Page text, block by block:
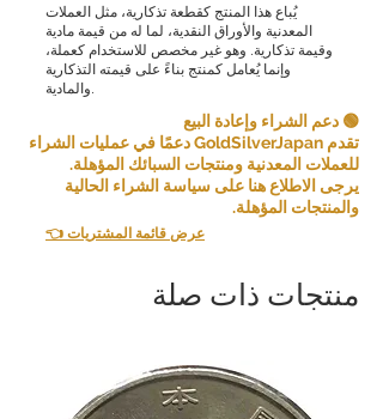
يُباع هذا المنتج كقطعة تذكارية، مثل العملات
المعدنية والأوراق النقدية، لما له من قيمة مادية
وقيمة تذكارية. وهو غير مخصص للاستخدام كعملة،
وإنما يُعامل كمنتج بناءً على قيمته التذكارية
🟢 دعم الشراء وإعادة البيع
تقدم GoldSilverJapan دعمًا في عمليات الشراء
للعملات المعدنية ومنتجات السبائك المؤهلة.
يرجى الاطلاع هنا على سياسة الشراء الحالية
والمنتجات المؤهلة.
👈 عرض قائمة المشتريات
منتجات ذات صلة